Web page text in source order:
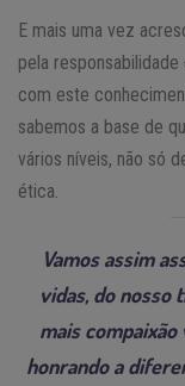
E mais uma vez
pela
com este
sabemos a base de
vários níveis, não só
ética.
Vamos assim
vidas, do nosso
mais
honrando a